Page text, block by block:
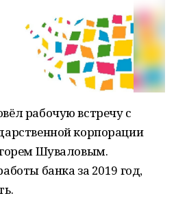
рабочую встречу с
корпорации
Шуваловым.
банка за 2019 год,